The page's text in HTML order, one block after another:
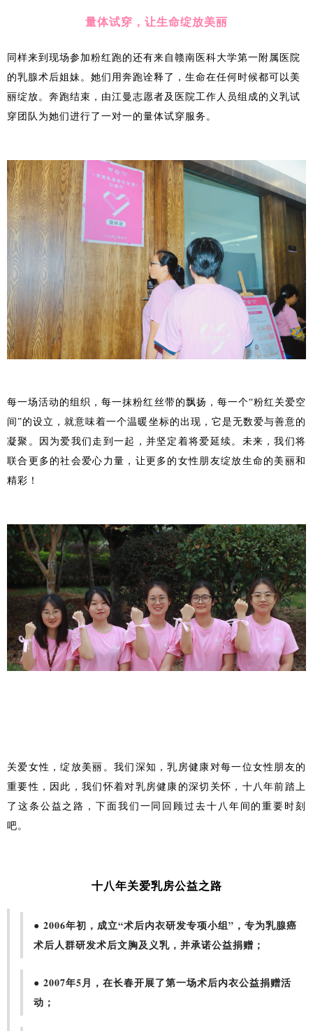
量体试穿，让生命绽放美丽
同样来到现场参加粉红跑的还有来自赣南医科大学第一附属医院
的乳腺术后姐妹。她们用奔跑诠释了，生命在任何时候都可以美
丽绽放。奔跑结束，由江曼志愿者及医院工作人员组成的义乳试
穿团队为她们进行了一对一的量体试穿服务。
每一场活动的组织，每一抹粉红丝带的飘扬，每一个“粉红关爱空
间”的设立，就意味着一个温暖坐标的出现，它是无数爱与善意的
凝聚。因为爱我们走到一起，并坚定着将爱延续。未来，我们将
联合更多的社会爱心力量，让更多的女性朋友绽放生命的美丽和
精彩！
关爱女性，绽放美丽。我们深知，乳房健康对每一位女性朋友的
重要性，因此，我们怀着对乳房健康的深切关怀，十八年前踏上
了这条公益之路，下面我们一同回顾过去十八年间的重要时刻
吧。
十八年关爱乳房公益之路
● 2006年初，成立“术后内衣研发专项小组”，专为乳腺癌
术后人群研发术后文胸及义乳，并承诺公益捐赠；
● 2007年5月，在长春开展了第一场术后内衣公益捐赠活
动；